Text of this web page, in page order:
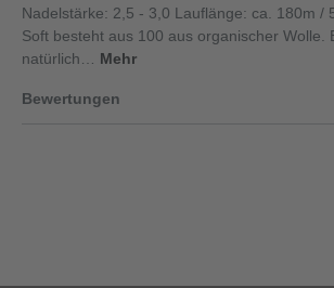
Nadelstärke: 2,5 - 3,0 Lauflänge: ca. 180m /
Soft besteht aus 100 aus organischer Wolle.
natürlich… Mehr
Bewertungen